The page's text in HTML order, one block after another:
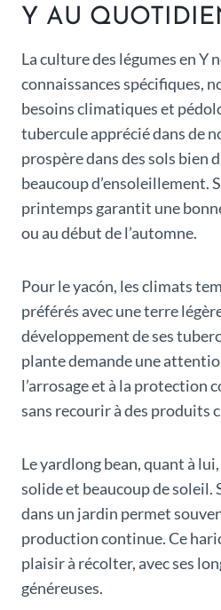
Y AU
La culture des légumes en Y
connaissances spécifiques,
besoins climatiques et
tubercule apprécié dans de
prospère dans des sols bien
beaucoup d’ensoleillement.
printemps garantit une
ou au début de l’automne.
Pour le yacón, les climats
préférés avec une terre
développement de ses
plante demande une
l’arrosage et à la protection
sans recourir à des produits
Le yardlong bean, quant à
solide et beaucoup de soleil.
dans un jardin permet
production continue. Ce
plaisir à récolter, avec ses
généreuses.